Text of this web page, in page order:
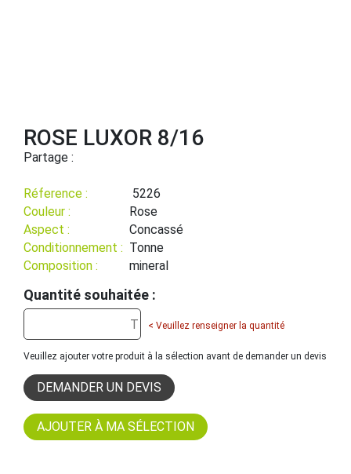
ROSE LUXOR 8/16
Partage :
Réference :
5226
Couleur :
Rose
Aspect :
Concassé
Conditionnement : Tonne
Composition :
mineral
Quantité souhaitée :
< Veuillez renseigner la quantité
Veuillez ajouter votre produit à la sélection avant de demander un devis
DEMANDER UN DEVIS